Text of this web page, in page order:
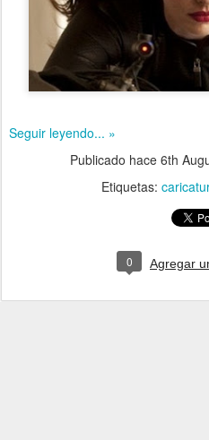
Seguir leyendo... »
Publicado hace 6th
Etiquetas:
0 Agregar